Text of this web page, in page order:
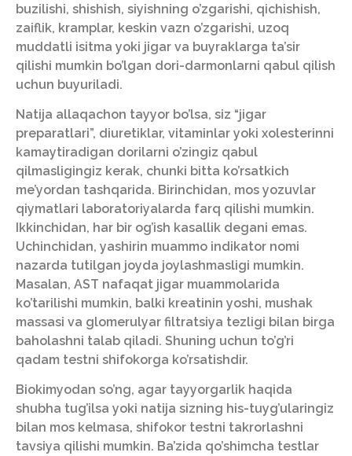
buzilishi, shishish, siyishning o’zgarishi, qichishish,
zaiflik, kramplar, keskin vazn o’zgarishi, uzoq
muddatli isitma yoki jigar va buyraklarga ta’sir
qilishi mumkin bo’lgan dori-darmonlarni qabul qilish
uchun buyuriladi.
Natija allaqachon tayyor bo’lsa, siz “jigar
preparatlari”, diuretiklar, vitaminlar yoki xolesterinni
kamaytiradigan dorilarni o’zingiz qabul
qilmasligingiz kerak, chunki bitta ko’rsatkich
me’yordan tashqarida. Birinchidan, mos yozuvlar
qiymatlari laboratoriyalarda farq qilishi mumkin.
Ikkinchidan, har bir og’ish kasallik degani emas.
Uchinchidan, yashirin muammo indikator nomi
nazarda tutilgan joyda joylashmasligi mumkin.
Masalan, AST nafaqat jigar muammolarida
ko’tarilishi mumkin, balki kreatinin yoshi, mushak
massasi va glomerulyar filtratsiya tezligi bilan birga
baholashni talab qiladi. Shuning uchun to’g’ri
qadam testni shifokorga ko’rsatishdir.
Biokimyodan so’ng, agar tayyorgarlik haqida
shubha tug’ilsa yoki natija sizning his-tuyg’ularingiz
bilan mos kelmasa, shifokor testni takrorlashni
tavsiya qilishi mumkin. Ba’zida qo’shimcha testlar